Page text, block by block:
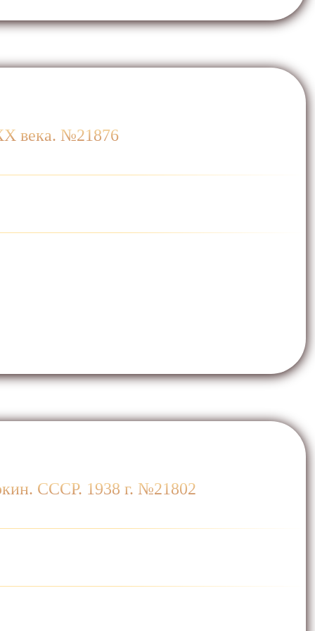
века. №21876
СССР. 1938 г. №21802